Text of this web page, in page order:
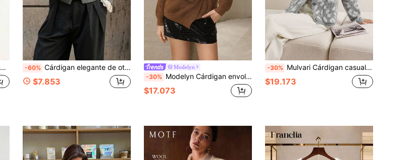
-60% Cárdigan elegante de otoño/invierno con bordado hueco en el escote y cierre con lazo delantero
$7.853
Modelyn
-30% Modelyn Cárdigan envolvente de unicolor para mujer, adecuado para ir al trabajo
$17.073
-30% Mulvari Cárdigan casual de mujer con bolsillo, botones y estampado de leopardo en patchwork, para otoño/invierno
$19.173